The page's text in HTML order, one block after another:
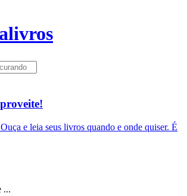
e leia seus livros quando e onde quiser. É
...